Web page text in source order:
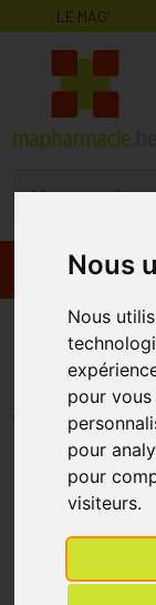
Nous
Nous
pour
pour
pour
visiteurs.
LE MAG’
Promos
HANSAPLAST